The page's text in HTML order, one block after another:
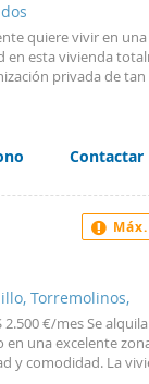
quiere vivir en
en esta vivienda
privada de tan
de 40m en su
Cocina totalmente
los
dormitorio o
a semi abierta con
de 2 dormitorios +
de Baño
60m con vistas al
Contactar
Torremolinos,
2.500 €/mes Se alquila
una excelente
y comodidad. La